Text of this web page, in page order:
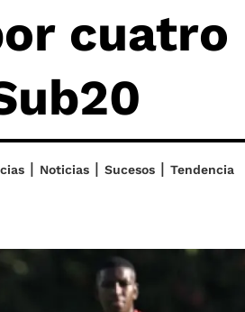
cuatro
| Noticias| Sucesos| Tendencia